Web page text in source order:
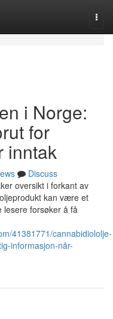
i Norge:
for
inntak
Discuss
oversikt i forkant av
kan være et
lesere forsøker å få
41381771/cannabidiololje-
informasjon-når-